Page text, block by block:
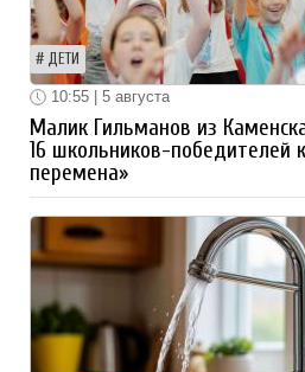
ДЕТИ
10:55 | 5 августа
Малик Гильманов из
16 школьников-победителей
перемена»